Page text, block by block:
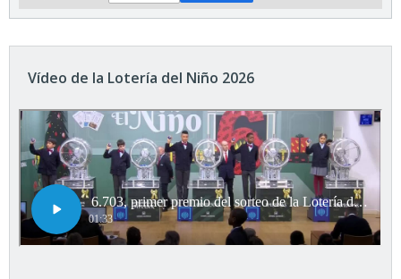
Vídeo de la Lotería del Niño 2026